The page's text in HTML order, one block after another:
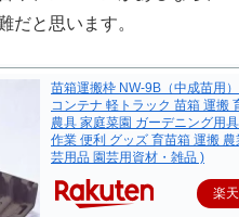
だと思います。
苗箱運搬枠 NW-9B（中成苗用
コンテナ 軽トラック 苗箱 運搬
農具 家庭菜園 ガーデニング用
作業 便利 グッズ 育苗箱 運搬
芸用品 園芸用資材・雑品 )
楽